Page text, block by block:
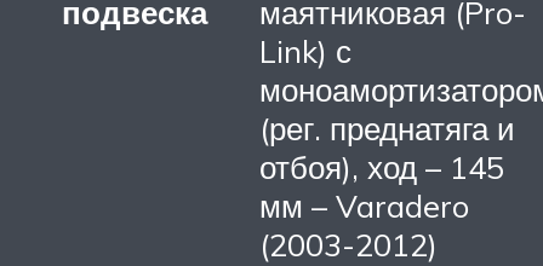
подвеска
маятниковая (Pro-
Link) с
(рег. преднатяга и
отбоя), ход – 145
мм – Varadero
(2003-2012)